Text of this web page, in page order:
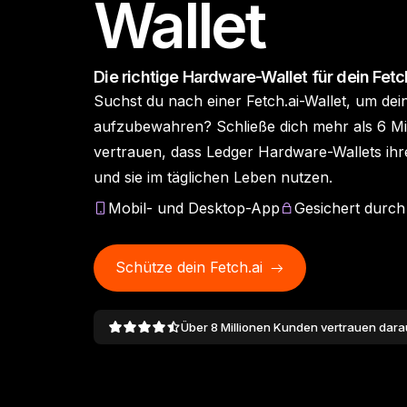
Unsere Krypto-Wallet-App
und das Tor zum Web3
Ledger-Agents-
Agents schlagen vor, du
genehmigst, Signer setzen
durch
Ledger Academy
und Web3 erwerben
Ledger Quest
und NFTs erhalten
Ledger Enterprise
All-in-One-Plattform für
digitale Assets für
Institutionen
Ledger Multisig
Für Führungskräfte, die
müssen
Ledger Stax Ledger Flex™
Gesamtes Sortiment anzeigen
Hardware-Wallets
Zubehör
Wallet
Die richtige Hardware-Wallet für dein
Suchst du nach einer Fetch.ai-Wallet, um
aufzubewahren? Schließe dich mehr als 6
vertrauen, dass Ledger Hardware-Wallets
und sie im täglichen Leben nutzen.
Mobil- und Desktop-App
Gesichert
Schütze dein Fetch.ai
Über 8 Millionen Kunden vertrauen